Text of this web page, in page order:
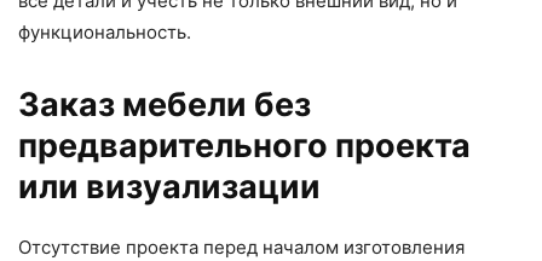
функциональность.
Заказ мебели без
предварительного проекта
или визуализации
Отсутствие проекта перед началом изготовления